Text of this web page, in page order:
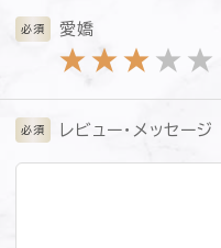
必須 愛嬌
★ ★ ★ ★ ★
必須 レビュー・メッセージ